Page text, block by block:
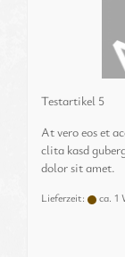
Te­st­ar­ti­kel 5
At vero eos et
clita kasd
dolor sit amet.
Lieferzeit: ca. 1